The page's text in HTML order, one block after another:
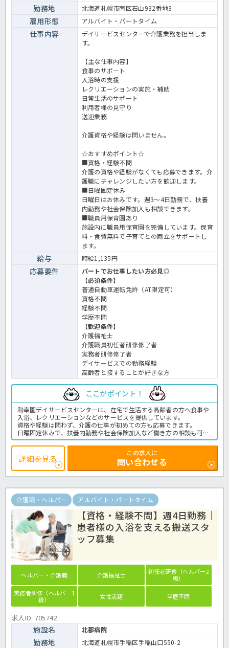
勤務地 北海道札幌市南区石山932番地3
雇用形態 アルバイト・パートタイム
仕事内容
デイサービスセンターで介護業務を担当しま
す。
【主な仕事内容】
食事のサポート
入浴時の支援
レクリエーションの実施・補助
日常生活のサポート
利用者様の見守り
送迎業務
介護資格や経験は問いません。
☆おすすめポイント☆
■資格・経験不問
介護の資格や経験がなくても応募できます。介
護職にチャレンジしたい方を歓迎します。
■日曜固定休み
日曜日はお休みです。週3～4日勤務で、扶養
内勤務や社会保険加入も相談できます。
■職員用保育園あり
施設内に職員用保育園を完備しています。保育
料・食費無料で子育てとの両立をサポートし
ます。
給与 時給1,135円
応募要件
パートでお仕事したい方必見◎
【必須条件】
普通自動車運転免許（AT限定可）
資格不問
経験不問
学歴不問
【歓迎条件】
介護福祉士
介護職員初任者研修修了者
実務者研修修了者
デイサービスでの勤務経験
高齢者と接することが好きな方
ここがポイント！
和幸園デイサービスセンターは、在宅で生活する高齢者の方へ食事や
入浴、レクリエーションなどのサービスを提供しています。
資格や経験は問わず、介護の仕事が初めての方も応募できます。
日曜固定休みで、扶養内勤務や社会保険加入など働き方の相談も可能
です。
施設内には職員用保育園があり、子育てと仕事を両立したい方にもお
すすめです。
また、地下鉄真駒内駅から無料送迎バスを利用でき、マイカー通勤に
も対応しています。
☆ご興味がありましたらほっ介護までお問合せ下さいね！デイサービ
スでの介護業務全般です。
＜介護職 パート デイサービスの求人＞
詳細を見る
この求人に
問い合わせる
介護職・ヘルパー アルバイト・パートタイム
【資格・経験不問】週4日勤務｜
患者様の入浴を支える搬送スタ
ッフ募集
ヘルパー・介護職 介護福祉士
初任者研修（ヘルパー2
級）
実務者研修（ヘルパー1
級）
女性活躍 学歴不問
求人ID: 705742
施設名 北都病院
勤務地 北海道札幌市手稲区手稲山口550-2